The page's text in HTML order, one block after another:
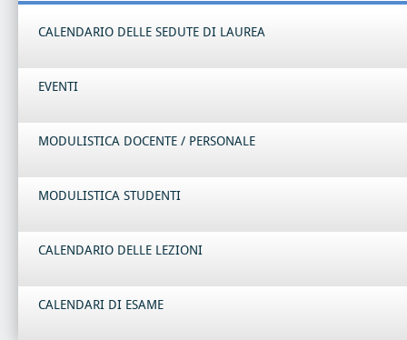
CALENDARIO DELLE SEDUTE DI LAUREA
EVENTI
MODULISTICA DOCENTE / PERSONALE
MODULISTICA STUDENTI
CALENDARIO DELLE LEZIONI
CALENDARI DI ESAME